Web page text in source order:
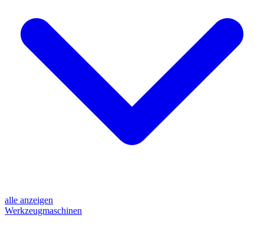
alle anzeigen
Werkzeugmaschinen